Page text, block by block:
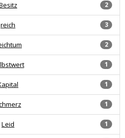
2
3
reich
2
1
1
1
1
Leid